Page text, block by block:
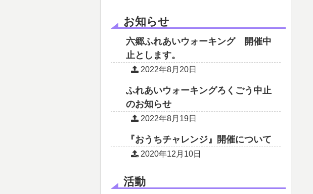
お知らせ
六郷ふれあいウォーキング 開催中
止とします。
2022年8月20日
ふれあいウォーキングろくごう中止
のお知らせ
2022年8月19日
『おうちチャレンジ』開催について
2020年12月10日
活動